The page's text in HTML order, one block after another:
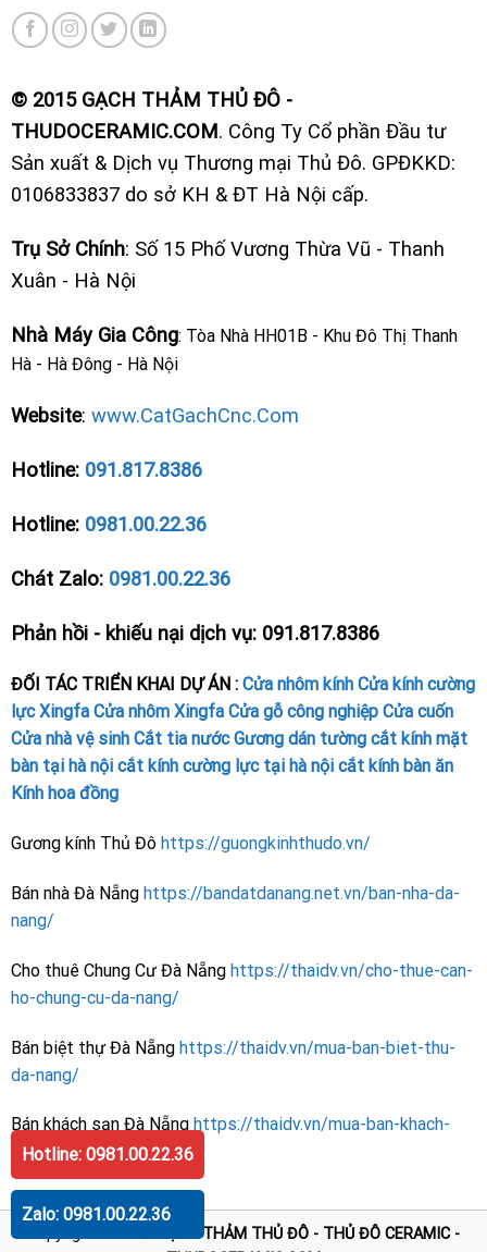
© 2015 GẠCH THẢM THỦ ĐÔ -
THUDOCERAMIC.COM. Công Ty Cổ phần Đầu tư
Sản xuất & Dịch vụ Thương mại Thủ Đô. GPĐKKD:
0106833837 do sở KH & ĐT Hà Nội cấp.
Trụ Sở Chính: Số 15 Phố Vương Thừa Vũ - Thanh
Xuân - Hà Nội
Nhà Máy Gia Công: Tòa Nhà HH01B - Khu Đô Thị Thanh
Hà - Hà Đông - Hà Nội
Website: www.CatGachCnc.Com
Hotline: 091.817.8386
Hotline: 0981.00.22.36
Chát Zalo: 0981.00.22.36
Phản hồi - khiếu nại dịch vụ: 091.817.8386
ĐỐI TÁC TRIỂN KHAI DỰ ÁN : Cửa nhôm kính Cửa kính cường
lực Xingfa Cửa nhôm Xingfa Cửa gỗ công nghiệp Cửa cuốn
Cửa nhà vệ sinh Cắt tia nước Gương dán tường cắt kính mặt
bàn tại hà nội cắt kính cường lực tại hà nội cắt kính bàn ăn
Kính hoa đồng
Gương kính Thủ Đô https://guongkinhthudo.vn/
Bán nhà Đà Nẵng https://bandatdanang.net.vn/ban-nha-da-
nang/
Cho thuê Chung Cư Đà Nẵng https://thaidv.vn/cho-thue-can-
ho-chung-cu-da-nang/
Bán biệt thự Đà Nẵng https://thaidv.vn/mua-ban-biet-thu-
da-nang/
Bán khách sạn Đà Nẵng https://thaidv.vn/mua-ban-khach-
san-da-nang/
GẠCH THẢM THỦ ĐÔ - THỦ ĐÔ CERAMIC -
Hotline: 0981.00.22.36
Zalo: 0981.00.22.36